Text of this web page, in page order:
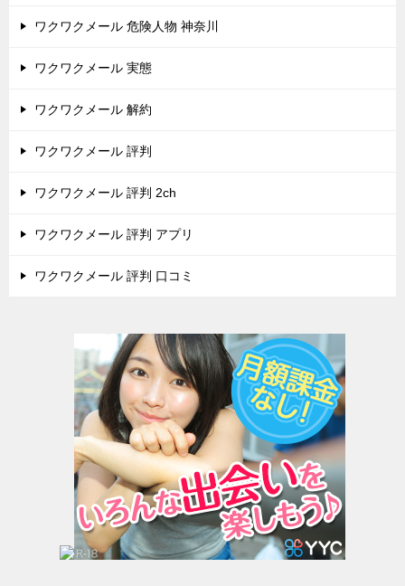
ワクワクメール 危険人物 神奈川
ワクワクメール 実態
ワクワクメール 解約
ワクワクメール 評判
ワクワクメール 評判 2ch
ワクワクメール 評判 アプリ
ワクワクメール 評判 口コミ